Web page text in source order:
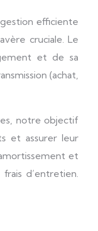
cruciale. Le
et de sa
(achat,
notre objectif
et assurer leur
et
d’entretien.